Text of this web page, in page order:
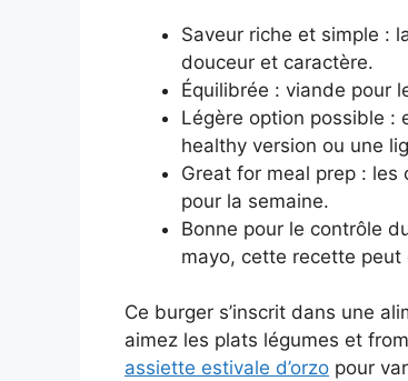
Saveur riche et simple :
douceur et caractère.
Équilibrée : viande pour
Légère option possible :
healthy version ou une
Great for meal prep :
pour la semaine.
Bonne pour le contrôle
mayo, cette recette
Ce burger s’inscrit dans une
aimez les plats légumes et
assiette estivale d’orzo pour